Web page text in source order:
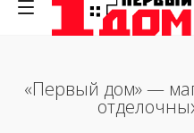
«Первый дом» —